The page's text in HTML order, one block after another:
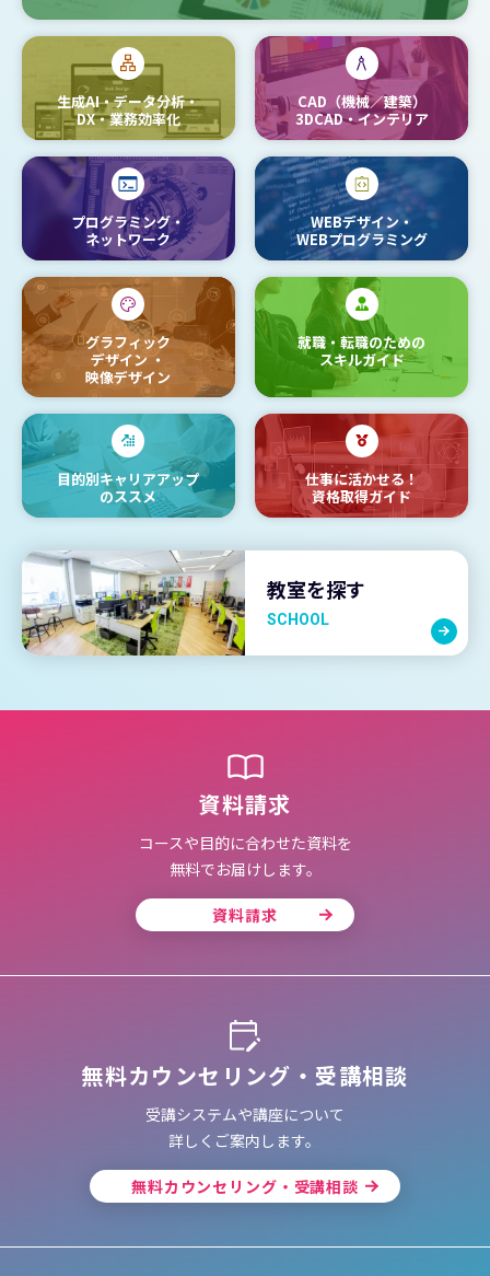
生成AI・データ分析・
DX・業務効率化
CAD（機械／建築）
3DCAD・インテリア
プログラミング・
ネットワーク
WEBデザイン・
WEBプログラミング
グラフィック
デザイン ・
映像デザイン
就職・転職のための
スキルガイド
目的別キャリアアップ
のススメ
仕事に活かせる！
資格取得ガイド
教室を探す
SCHOOL
資料請求
コースや目的に合わせた資料を
無料でお届けします。
資料請求
無料カウンセリング・受講相談
受講システムや講座について
詳しくご案内します。
無料カウンセリング・受講相談